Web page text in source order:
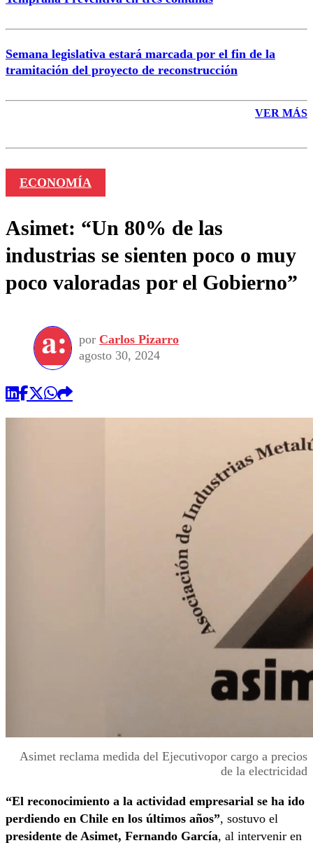
Semana legislativa estará marcada por el fin de la
tramitación del proyecto de reconstrucción
VER MÁS
ECONOMÍA
Asimet: “Un 80% de las
industrias se sienten poco o muy
poco valoradas por el Gobierno”
por Carlos Pizarro
agosto 30, 2024
Asimet reclama medida del Ejecutivopor cargo a precios
de la electricidad
“El reconocimiento a la actividad empresarial se ha ido
perdiendo en Chile en los últimos años”, sostuvo el
presidente de Asimet, Fernando García, al intervenir en